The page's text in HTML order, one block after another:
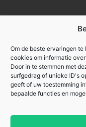
Om de beste ervaringen
cookies om informatie
Door in te stemmen met
surfgedrag of unieke ID's
geeft of uw toestemming
bepaalde functies en
Linkbuilding geld
Lokale